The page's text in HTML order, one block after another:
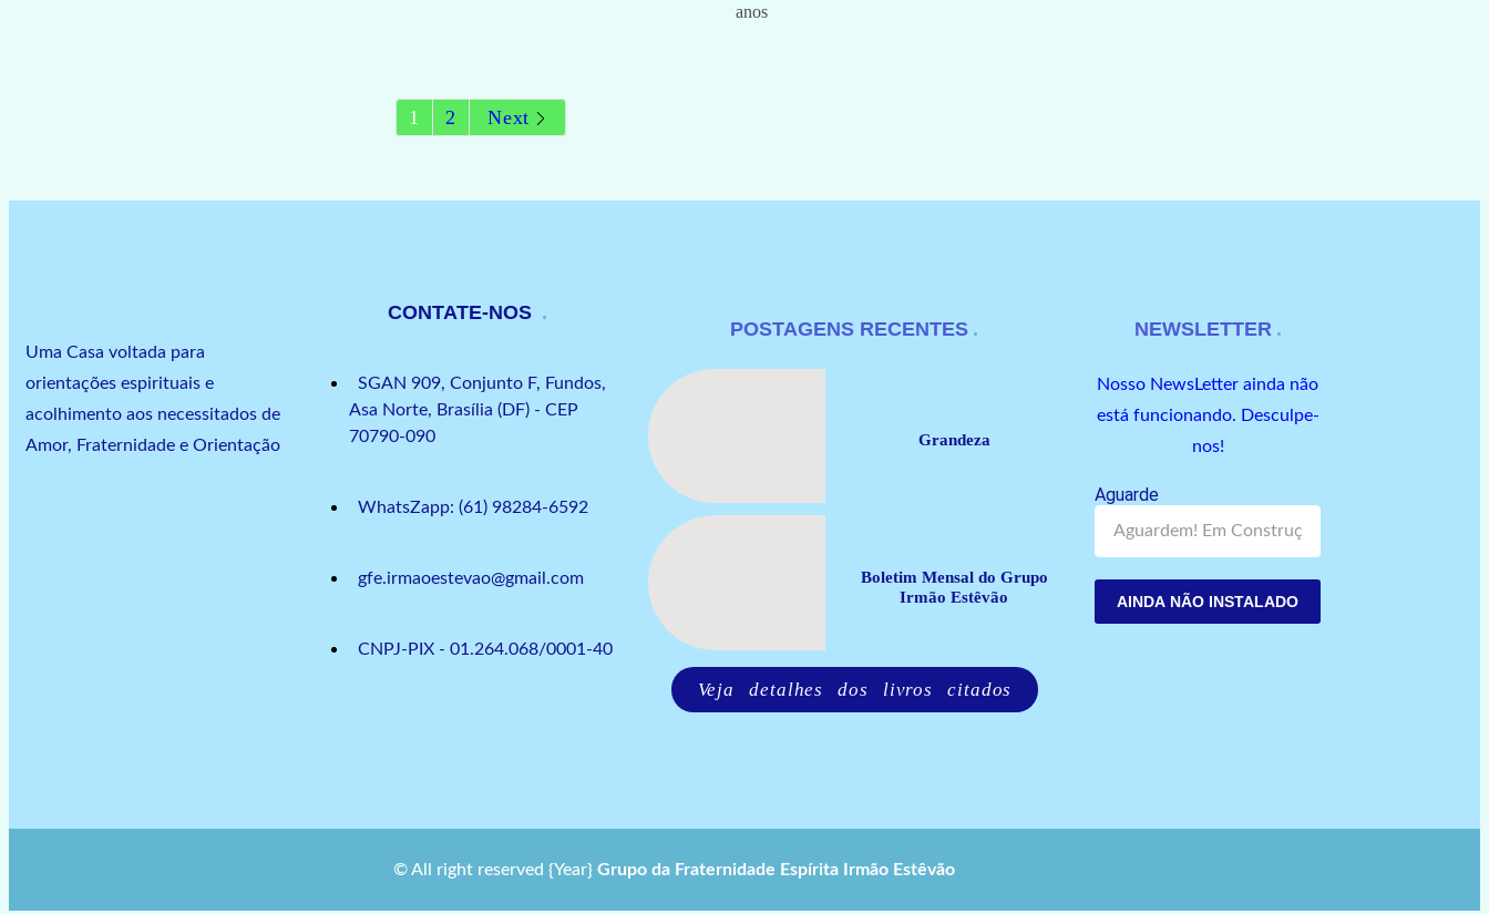
anos
1 2 Next
Uma Casa voltada para
orientações espirituais e
acolhimento aos necessitados de
Amor, Fraternidade e Orientação
CONTATE-NOS
SGAN 909, Conjunto F, Fundos,
Asa Norte, Brasília (DF) - CEP
70790-090
WhatsZapp: (61) 98284-6592
gfe.irmaoestevao@gmail.com
CNPJ-PIX - 01.264.068/0001-40
POSTAGENS RECENTES
Grandeza
Boletim Mensal do Grupo
Irmão Estêvão
Veja detalhes dos livros citados
NEWSLETTER
Nosso NewsLetter ainda não
está funcionando. Desculpe-
nos!
Aguarde
AINDA NÃO INSTALADO
© All right reserved {Year} Grupo da Fraternidade Espírita Irmão Estêvão